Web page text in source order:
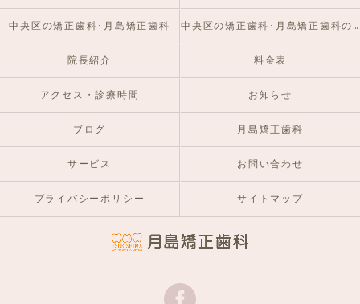
中央区の矯正歯科･月島矯正歯科 中央区の矯正歯科･月島矯正歯科のお客様の声
院長紹介 料金表
アクセス・診療時間 お知らせ
ブログ 月島矯正歯科
サービス お問い合わせ
プライバシーポリシー サイトマップ